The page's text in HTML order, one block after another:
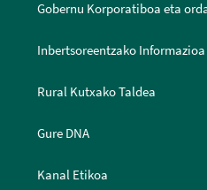
Gobernu Korporatiboa eta
Inbertsoreentzako Informazioa
Rural Kutxako Taldea
Gure DNA
Kanal Etikoa